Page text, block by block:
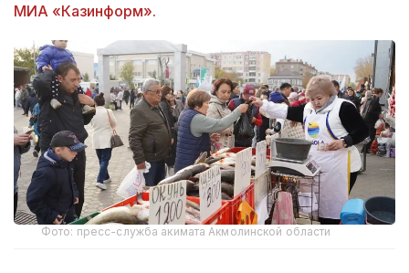
МИА «Казинформ».
Фото: пресс-служба акимата Акмолинской области